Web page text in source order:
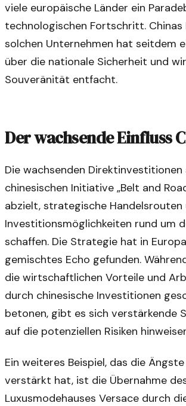
viele europäische Länder ein
technologischen Fortschritt. Chinas
solchen Unternehmen hat seitdem
über die nationale Sicherheit und
Souveränität entfacht.
Der wachsende Einfluss
Die wachsenden Direktinvestitionen
chinesischen Initiative „Belt and
abzielt, strategische Handelsrouten
Investitionsmöglichkeiten rund um
schaffen. Die Strategie hat in
gemischtes Echo gefunden.
die wirtschaftlichen Vorteile und
durch chinesische Investitionen
betonen, gibt es sich verstärkende
auf die potenziellen Risiken
Ein weiteres Beispiel, das die
verstärkt hat, ist die Übernahme
Luxusmodehauses Versace durch